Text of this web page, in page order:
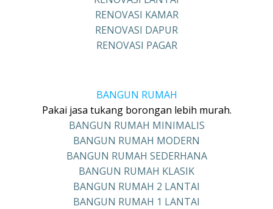
RENOVASI KAMAR
RENOVASI DAPUR
RENOVASI PAGAR
BANGUN RUMAH
Pakai jasa tukang borongan lebih murah.
BANGUN RUMAH MINIMALIS
BANGUN RUMAH MODERN
BANGUN RUMAH SEDERHANA
BANGUN RUMAH KLASIK
BANGUN RUMAH 2 LANTAI
BANGUN RUMAH 1 LANTAI